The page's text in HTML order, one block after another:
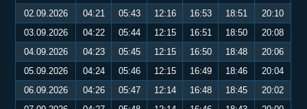
02.09.2026
04:21 05:43 12:16 16:53 18:51
20:10
03.09.2026
04:22 05:44 12:15 16:51 18:50
20:08
04.09.2026
04:23 05:45 12:15 16:50 18:48
20:06
05.09.2026
04:24 05:46 12:15 16:49 18:46
20:04
06.09.2026
04:26 05:47 12:14 16:48 18:45
20:02